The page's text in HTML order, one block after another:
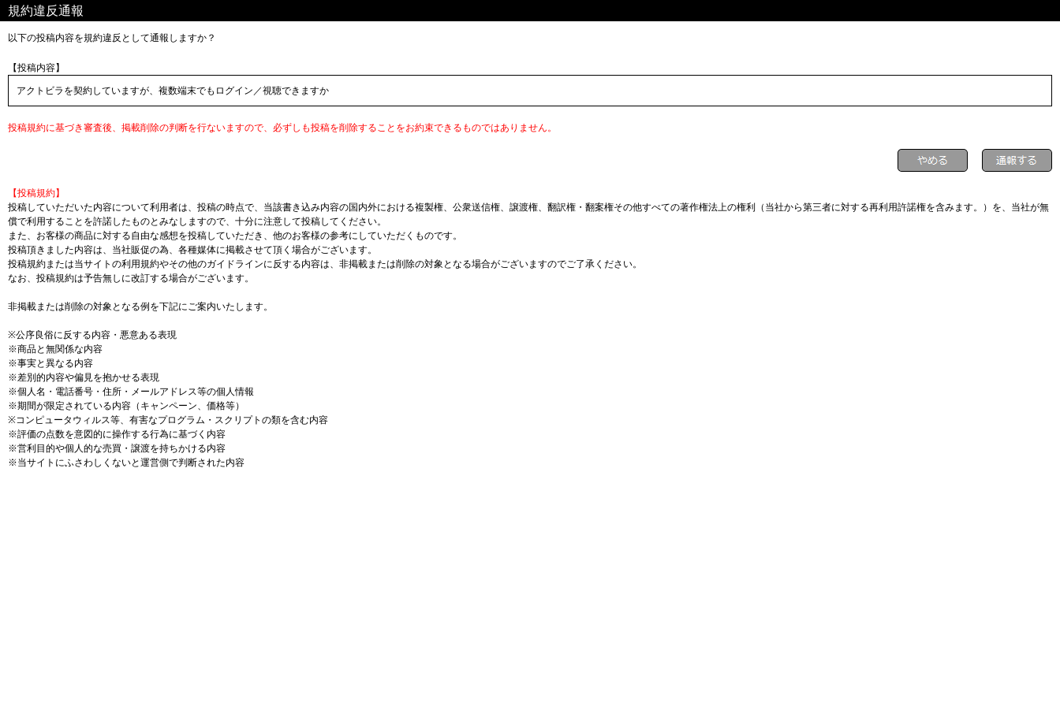
規約違反通報
以下の投稿内容を規約違反として通報しますか？
【投稿内容】
アクトビラを契約していますが、複数端末でもログイン／視聴できますか
投稿規約に基づき審査後、掲載削除の判断を行ないますので、必ずしも投稿を削除することをお約束できるものではありません。
【投稿規約】
投稿していただいた内容について利用者は、投稿の時点で、当該書き込み内容の国内外における複製権、公衆送信権、譲渡権、翻訳権・翻案権その他すべての著作権法上の権利（当社から第三者に対する再利用許諾権を含みます。）を、当社が無
償で利用することを許諾したものとみなしますので、十分に注意して投稿してください。
また、お客様の商品に対する自由な感想を投稿していただき、他のお客様の参考にしていただくものです。
投稿頂きました内容は、当社販促の為、各種媒体に掲載させて頂く場合がございます。
投稿規約または当サイトの利用規約やその他のガイドラインに反する内容は、非掲載または削除の対象となる場合がございますのでご了承ください。
なお、投稿規約は予告無しに改訂する場合がございます。
非掲載または削除の対象となる例を下記にご案内いたします。
※公序良俗に反する内容・悪意ある表現
※商品と無関係な内容
※事実と異なる内容
※差別的内容や偏見を抱かせる表現
※個人名・電話番号・住所・メールアドレス等の個人情報
※期間が限定されている内容（キャンペーン、価格等）
※コンピュータウィルス等、有害なプログラム・スクリプトの類を含む内容
※評価の点数を意図的に操作する行為に基づく内容
※営利目的や個人的な売買・譲渡を持ちかける内容
※当サイトにふさわしくないと運営側で判断された内容